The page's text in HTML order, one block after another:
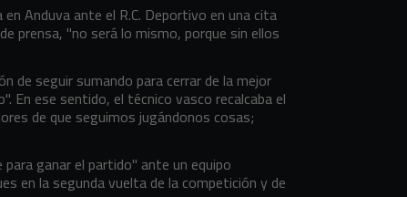
Anduva ante el R.C. Deportivo en una cita
prensa, "no será lo mismo, porque sin ellos
seguir sumando para cerrar de la mejor
En ese sentido, el técnico vasco recalcaba el
de que seguimos jugándonos cosas;
ganar el partido" ante un equipo
en la segunda vuelta de la competición y de